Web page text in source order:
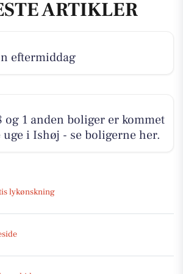
ARTIKLER
eftermiddag
og 1 anden boliger er kommet
i Ishøj - se boligerne her.
lykønskning